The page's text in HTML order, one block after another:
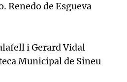
Renedo de Esgueva
i Gerard Vidal
Municipal de Sineu